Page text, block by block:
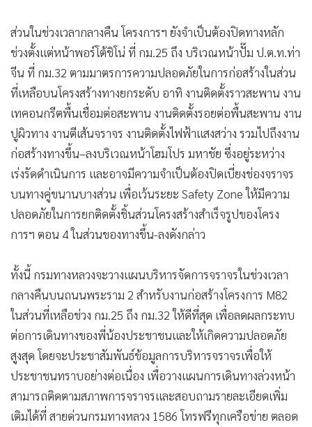
ส่วนในช่วงเวลากลางคืน โครงการฯ ยังจำเป็นต้องปิดทางหลัก
ช่วงตั้งแต่หน้าพอร์โต้ชิโน่ ที่ กม.25 ถึง บริเวณหน้าปั๊ม ป.ต.ท.ท่า
จีน ที่ กม.32 ตามมาตรการความปลอดภัยในการก่อสร้างในส่วน
ที่เหลือบนโครงสร้างทางยกระดับ อาทิ งานติดตั้งราวสะพาน งาน
เทคอนกรีตพื้นเชื่อมต่อสะพาน งานติดตั้งรอยต่อพื้นสะพาน งาน
ปูผิวทาง งานตีเส้นจราจร งานติดตั้งไฟฟ้าแสงสว่าง รวมไปถึงงาน
ก่อสร้างทางขึ้น–ลงบริเวณหน้าโฮมโปร มหาชัย ซึ่งอยู่ระหว่าง
เร่งรัดดำเนินการ และอาจมีความจำเป็นต้องปิดเบี่ยงช่องจราจร
บนทางคู่ขนานบางส่วน เพื่อเว้นระยะ Safety Zone ให้มีความ
ปลอดภัยในการยกติดตั้งชิ้นส่วนโครงสร้างสำเร็จรูปของโครง
การฯ ตอน 4 ในส่วนของทางขึ้น-ลงดังกล่าว
ทั้งนี้ กรมทางหลวงจะวางแผนบริหารจัดการจราจรในช่วงเวลา
กลางคืนบนถนนพระราม 2 สำหรับงานก่อสร้างโครงการ M82
ในส่วนที่เหลือช่วง กม.25 ถึง กม.32 ให้ดีที่สุด เพื่อลดผลกระทบ
ต่อการเดินทางของพี่น้องประชาชนและให้เกิดความปลอดภัย
สูงสุด โดยจะประชาสัมพันธ์ข้อมูลการบริหารจราจรเพื่อให้
ประชาชนทราบอย่างต่อเนื่อง เพื่อวางแผนการเดินทางล่วงหน้า
สามารถติดตามสภาพการจราจรและสอบถามรายละเอียดเพิ่ม
เติมได้ที่ สายด่วนกรมทางหลวง 1586 โทรฟรีทุกเครือข่าย ตลอด